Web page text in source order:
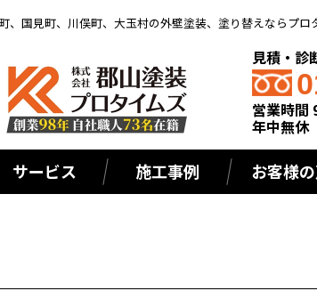
国見町、川俣町、大玉村の外壁塗装、塗り替えならプロ
見積・診
営業時間
年中無休
サービス 施工事例 お客様